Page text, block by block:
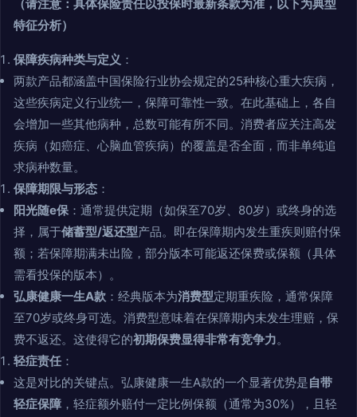
（请注意：具体保险责任以投保时最新条款为准，以下为典型
特征分析）
保障疾病种类与定义 ：
两款产品都涵盖中国保险行业协会规定的25种核心重大疾病，
这些疾病定义行业统一，保障可靠性一致。在此基础上，各自
会增加一些其他病种，总数可能有所不同。消费者应关注高发
疾病（如癌症、心脑血管疾病）的覆盖是否全面，而非单纯追
求病种数量。
保障期限与形态 ：
阳光随e保 ：通常提供定期（如保至70岁、80岁）或终身的选
择，属于储蓄型/返还型产品。即在保障期内发生重疾则赔付保
额；若保障期满未出险，部分版本可能返还保费或保额（具体
需看投保的版本）。
弘康健康一生A款 ：经典版本为消费型定期重疾险，通常保障
至70岁或终身可选。消费型意味着在保障期内未发生理赔，保
费不返还。这使得它的初期保费显得非常有竞争力。
轻症责任 ：
这是对比的关键点。弘康健康一生A款的一个显著优势是自带
轻症保障 ，轻症额外赔付一定比例保额（通常为30%），且轻